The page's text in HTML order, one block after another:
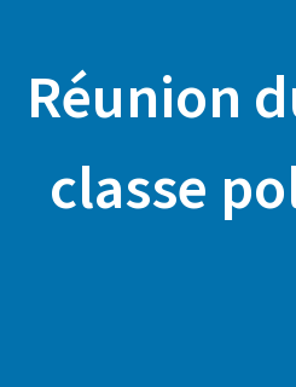
Réunion
classe